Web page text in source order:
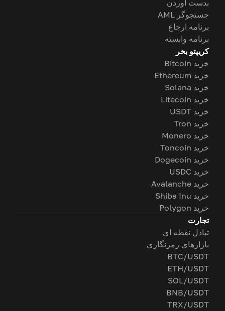
بدست آوردن
جستجوگر AML
برنامه ارجاع
برنامه وابسته
کریپتو بخر
خرید Bitcoin
خرید Ethereum
خرید Solana
خرید Litecoin
خرید USDT
خرید Tron
خرید Monero
خرید Toncoin
خرید Dogecoin
خرید USDC
خرید Avalanche
خرید Shiba Inu
خرید Polygon
تجارت
تبادل نقطه ای
بازارهای رمزنگاری
BTC/USDT
ETH/USDT
SOL/USDT
BNB/USDT
TRX/USDT